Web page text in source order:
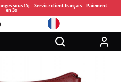
sous 15j | Service client français | Paiement
en 3x